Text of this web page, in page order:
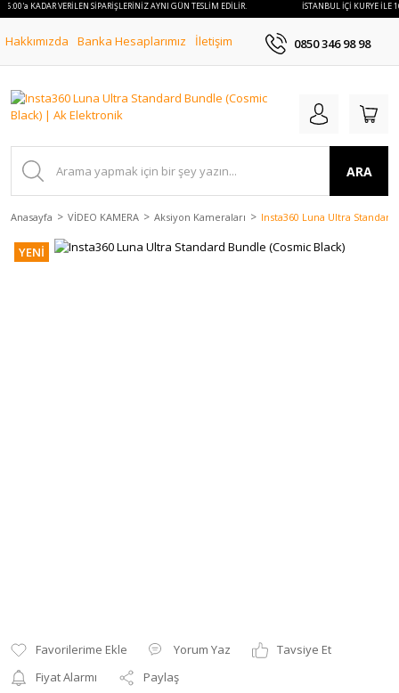
KADAR VERİLEN SİPARİŞLERİNİZ AYNI GÜN TESLİM EDİLİR. İSTANBUL İÇİ KURYE İLE
Hakkımızda Banka Hesaplarımız İletişim 0850 346 98 98
ARA
Anasayfa VİDEO KAMERA Aksiyon Kameraları Insta360 Luna Ultra
YENİ
Yorum Yaz
Tavsiye Et
Fiyat Alarmı
Paylaş